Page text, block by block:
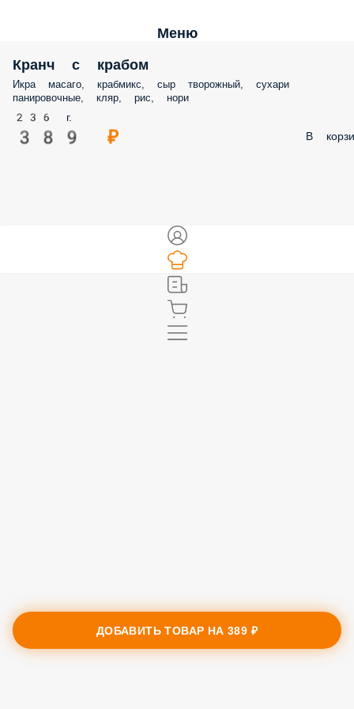
Меню
Кранч с крабом
Икра масаго, крабмикс, сыр творожный, сухари
панировочные, кляр, рис, нори
236 г.
389 ₽ В
ДОБАВИТЬ ТОВАР НА389 ₽